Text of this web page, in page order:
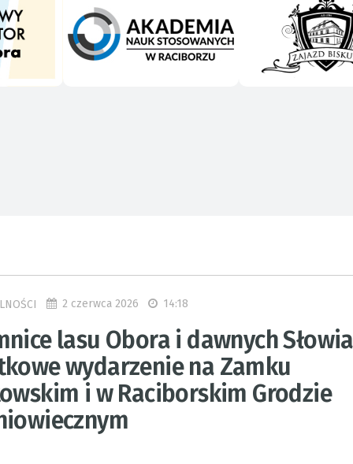
2 czerwca 2026 14:18
lasu Obora i dawnych
wydarzenie na Zamku
i w Raciborskim Grodzie